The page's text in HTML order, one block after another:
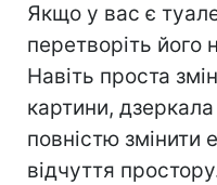
Якщо у вас є
перетворіть його
Навіть проста
картини,
повністю змінити
відчуття